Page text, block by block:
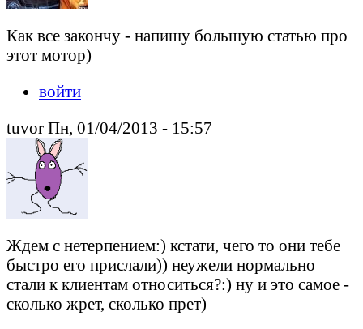
Как все закончу - напишу большую статью про
этот мотор)
войти
tuvor Пн, 01/04/2013 - 15:57
Ждем с нетерпением:) кстати, чего то они тебе
быстро его прислали)) неужели нормально
стали к клиентам относиться?:) ну и это самое -
сколько жрет, сколько прет)